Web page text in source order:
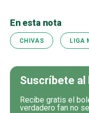
En esta nota
CHIVAS LIGA
Suscríbete al
Recibe gratis el
verdadero fan no